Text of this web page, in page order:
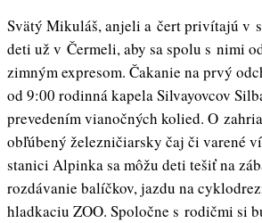
Svätý Mikuláš, anjeli a čert privítajú v
deti už v Čermeli, aby sa spolu s nimi
zimným expresom. Čakanie na prvý
od 9:00 rodinná kapela Silvayovcov
prevedením vianočných kolied. O
obľúbený železničiarsky čaj či varené
stanici Alpinka sa môžu deti tešiť na
rozdávanie balíčkov, jazdu na
hladkaciu ZOO. Spoločne s rodičmi si